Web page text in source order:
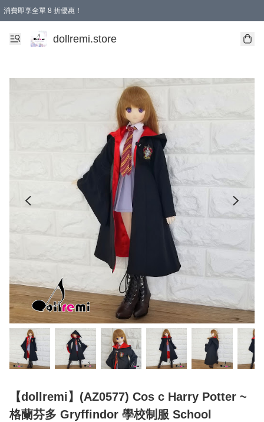
消費即享全單 8 折優惠！
購物滿 HKD 1500.00即享免運費優惠！（適用於 本地送貨、本地取貨、國際送貨 )
dollremi.store
【dollremi】(AZ0577) Cos c Harry Potter ~
格蘭芬多 Gryffindor 學校制服 School